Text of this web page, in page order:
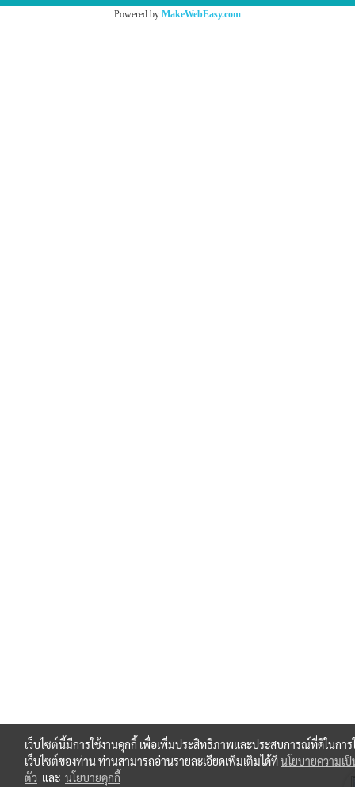
Powered by MakeWebEasy.com
เว็บไซต์นี้มีการใช้งานคุกกี้ เพื่อเพิ่มประสิทธิภาพและประสบการณ์ที่ดีในการ
เว็บไซต์ของท่าน ท่านสามารถอ่านรายละเอียดเพิ่มเติมได้ที่นโยบายความเ
ตัว และ นโยบายคุกกี้